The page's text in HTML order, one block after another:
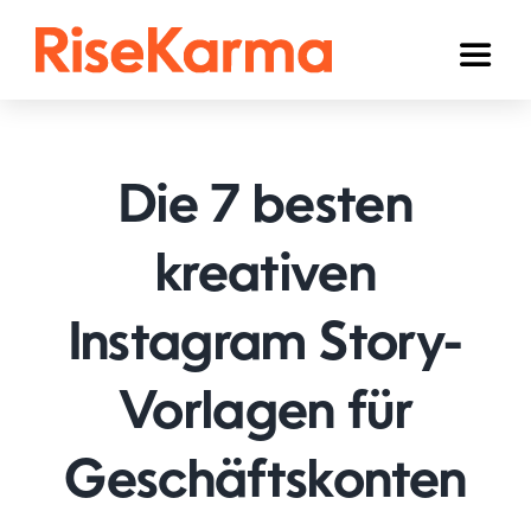
Toggle
TikTok
Twitter (𝕏)
Anderen
Winkelwagen
Die 7 besten
kreativen
Instagram Story-
Vorlagen für
Geschäftskonten